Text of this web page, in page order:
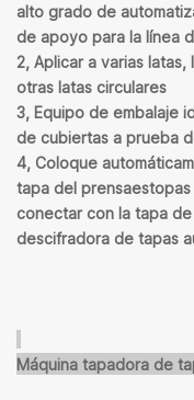
alto grado de
de apoyo para la línea
2, Aplicar a varias
otras latas circulares
3, Equipo de embalaje
de cubiertas a prueba
4, Coloque
tapa del
conectar con la tapa
descifradora de tapas
Máquina tapadora de